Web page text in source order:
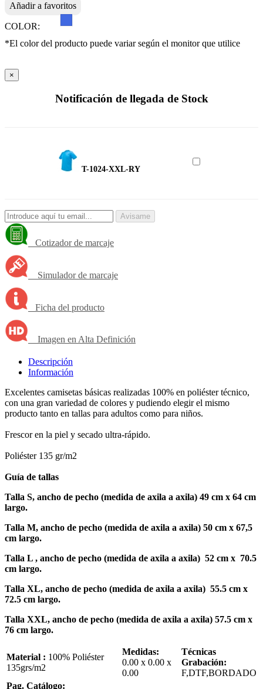
Añadir a favoritos
COLOR:
*El color del producto puede variar según el monitor que utilice
×
Notificación de llegada de Stock
T-1024-XXL-RY
Avisame
Cotizador de marcaje
Simulador de marcaje
Ficha del producto
Imagen en Alta Definición
Descripción
Información
Excelentes camisetas básicas realizadas 100% en poliéster técnico,
con una gran variedad de colores y pudiendo elegir el mismo
producto tanto en tallas para adultos como para niños.
Frescor en la piel y secado ultra-rápido.
Poliéster 135 gr/m2
Guía de tallas
Talla S, ancho de pecho (medida de axila a axila) 49 cm x 64 cm
largo.
Talla M, ancho de pecho (medida de axila a axila) 50 cm x 67,5
cm largo.
Talla L , ancho de pecho (medida de axila a axila) 52 cm x 70.5
cm largo.
Talla XL, ancho de pecho (medida de axila a axila) 55.5 cm x
72.5 cm largo.
Talla XXL, ancho de pecho (medida de axila a axila) 57.5 cm x
76 cm largo.
Material : 100% Poliéster
135grs/m2
Medidas:
0.00 x 0.00 x
0.00
Técnicas
Grabación:
F,DTF,BORDADO
Pag. Catálogo: